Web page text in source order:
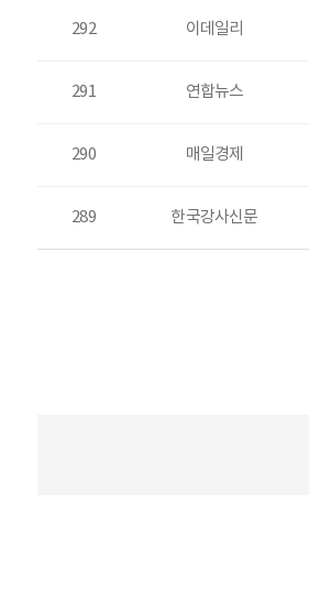
292 이데일리
291 연합뉴스
290 매일경제
289 한국강사신문